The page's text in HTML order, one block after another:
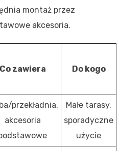
montaż przez
akcesoria.
Co zawiera Do kogo
przekładnia,
akcesoria
Małe tarasy,
sporadyczne
użycie